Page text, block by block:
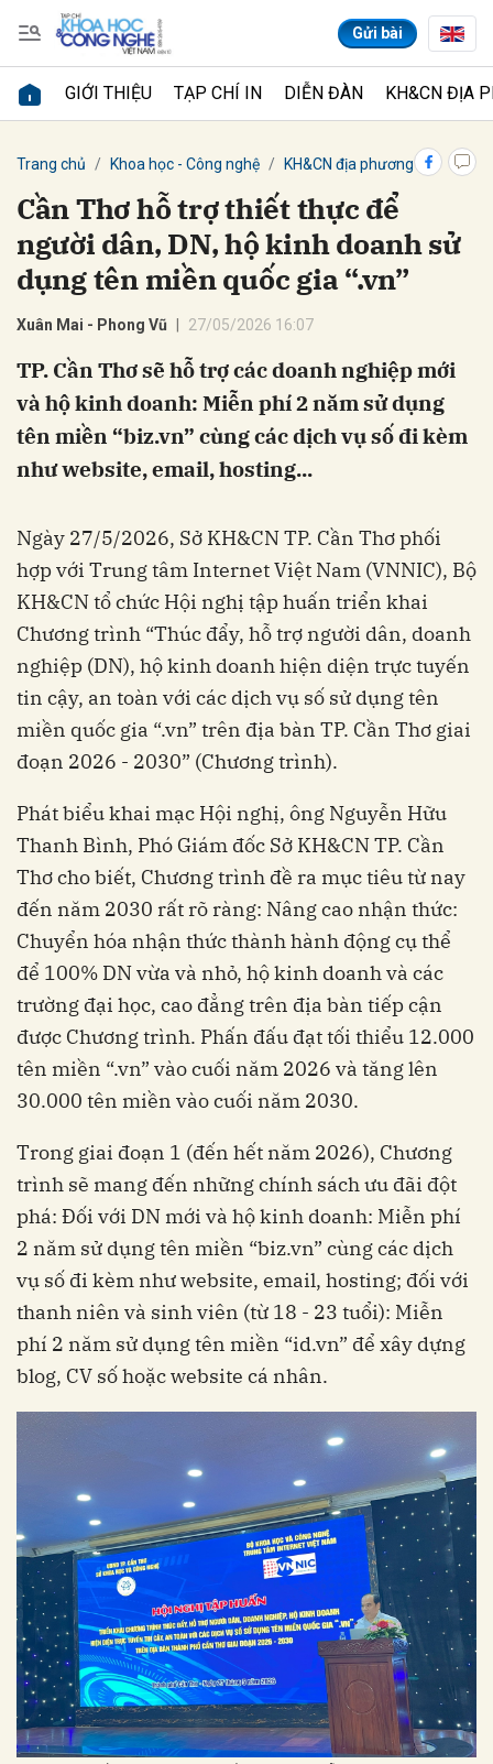
Gửi bài
GIỚI THIỆU TẠP CHÍ IN DIỄN ĐÀN KH&CN ĐỊA
Trang chủ Khoa học - Công nghệ KH&CN địa phương
Cần Thơ hỗ trợ thiết thực để
người dân, DN, hộ kinh doanh sử
dụng tên miền quốc gia “.vn”
Xuân Mai - Phong Vũ 27/05/2026 16:07
TP. Cần Thơ sẽ hỗ trợ các doanh nghiệp mới
và hộ kinh doanh: Miễn phí 2 năm sử dụng
tên miền “biz.vn” cùng các dịch vụ số đi kèm
như website, email, hosting...
Ngày 27/5/2026, Sở KH&CN TP. Cần Thơ phối
hợp với Trung tâm Internet Việt Nam (VNNIC), Bộ
KH&CN tổ chức Hội nghị tập huấn triển khai
Chương trình “Thúc đẩy, hỗ trợ người dân, doanh
nghiệp (DN), hộ kinh doanh hiện diện trực tuyến
tin cậy, an toàn với các dịch vụ số sử dụng tên
miền quốc gia “.vn” trên địa bàn TP. Cần Thơ giai
đoạn 2026 - 2030” (Chương trình).
Phát biểu khai mạc Hội nghị, ông Nguyễn Hữu
Thanh Bình, Phó Giám đốc Sở KH&CN TP. Cần
Thơ cho biết, Chương trình đề ra mục tiêu từ nay
đến năm 2030 rất rõ ràng: Nâng cao nhận thức:
Chuyển hóa nhận thức thành hành động cụ thể
để 100% DN vừa và nhỏ, hộ kinh doanh và các
trường đại học, cao đẳng trên địa bàn tiếp cận
được Chương trình. Phấn đấu đạt tối thiểu 12.000
tên miền “.vn” vào cuối năm 2026 và tăng lên
30.000 tên miền vào cuối năm 2030.
Trong giai đoạn 1 (đến hết năm 2026), Chương
trình sẽ mang đến những chính sách ưu đãi đột
phá: Đối với DN mới và hộ kinh doanh: Miễn phí
2 năm sử dụng tên miền “biz.vn” cùng các dịch
vụ số đi kèm như website, email, hosting; đối với
thanh niên và sinh viên (từ 18 - 23 tuổi): Miễn
phí 2 năm sử dụng tên miền “id.vn” để xây dựng
blog, CV số hoặc website cá nhân.
Gửi bình luận
Hủy Gửi